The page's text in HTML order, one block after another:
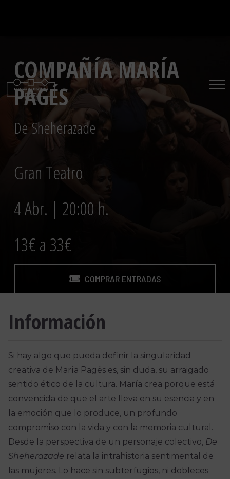
COMPAÑÍA MARÍA
PAGÉS
De Sheherazade
Gran Teatro
4 Abr. | 20:00 h.
13€ a 33€
COMPRAR ENTRADAS
Información
Si hay algo que pueda definir la singularidad
creativa de María Pagés es, sin duda, su arraigado
sentido ético de la cultura. María crea porque está
convencida de que el arte lleva en su esencia y en
la emoción que lo produce, un profundo
compromiso con la vida y con la memoria cultural.
Desde la perspectiva de un personaje colectivo, De
Sheherazade relata la intrahistoria sentimental de
las mujeres. Lo hace sin subterfugios, ni dobleces